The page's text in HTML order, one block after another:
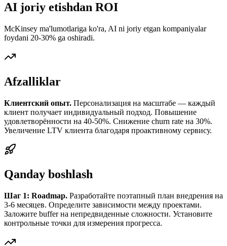
AI joriy etishdan ROI
McKinsey ma'lumotlariga ko'ra, AI ni joriy etgan kompaniyalar
foydani 20-30% ga oshiradi.
Afzalliklar
Клиентский опыт. Персонализация на масштабе — каждый
клиент получает индивидуальный подход. Повышение
удовлетворённости на 40-50%. Снижение churn rate на 30%.
Увеличение LTV клиента благодаря проактивному сервису.
Qanday boshlash
Шаг 1: Roadmap. Разработайте поэтапный план внедрения на
3-6 месяцев. Определите зависимости между проектами.
Заложите buffer на непредвиденные сложности. Установите
контрольные точки для измерения прогресса.